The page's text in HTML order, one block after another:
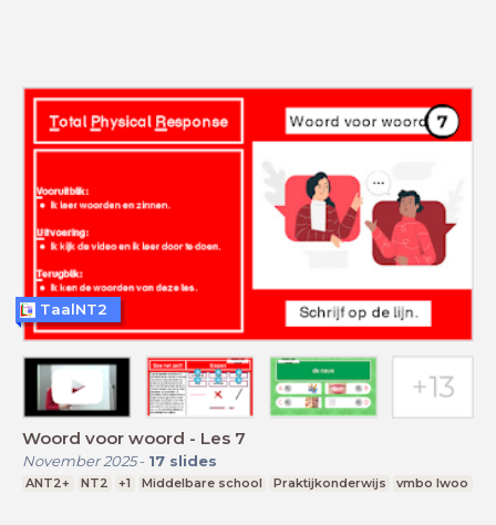
Woord voor woord - Les 7
November 2025- 17 slides
ANT2+ NT2 +1 Middelbare school Praktijkonderwijs vmbo lwoo
TaalNT2